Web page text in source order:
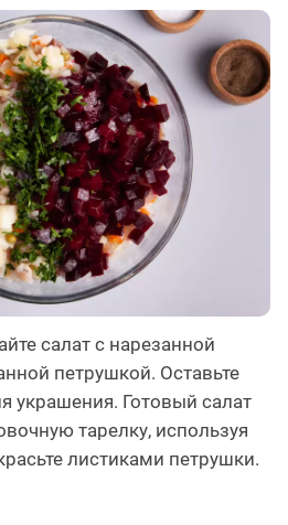
салат с нарезанной
петрушкой. Оставьте
украшения. Готовый салат
тарелку, используя
листиками петрушки.